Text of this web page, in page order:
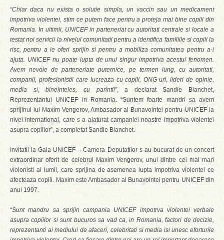
“Chiar daca nu exista o solutie simpla, un vaccin sau un medicament
impotriva violentei, stim ce putem face pentru a proteja mai bine copiii din
Romania. In ultimii, UNICEF in parteneriat cu autoritati centrale si locale a
testat noi servicii la nivelul comunitatii pentru a identifica familiile si copiii la
risc, pentru a le oferi sprijin si pentru a mobiliza comunitatea pentru a-i
ajuta. UNICEF nu poate lupta de unul singur impotriva acestui fenomen.
Avem nevoie de parteneriate puternice, pe termen lung, cu autoritati,
companii, profesionistii care lucreaza cu copiii, ONG-uri, lideri de opinie,
media si, bineinteles, cu parintii”, a declarat Sandie Blanchet,
Reprezentantul UNICEF in Romania. “Suntem foarte mandri sa avem
sprijinul lui Maxim Vengerov, Ambasador al Bunavointei pentru UNICEF la
nivel international, care s-a alaturat campaniei noastre impotriva violentei
asupra copiilor”, a completat Sandie Blanchet.
Invitatii la Gala UNICEF – Camera Deputatilor s-au bucurat de un concert
extraordinar oferit de celebrul Maxim Vengerov, unul dintre cei mai mari
violonisti ai lumii, care sprijina de asemenea lupta impotriva violentei ce
afecteaza copiii. Maxim este Ambasador al Bunavointei pentru UNICEF din
anul 1997.
“Sunt mandru sa sprijin campania UNICEF impotrva violentei verbale
asupra copiilor si sunt bucuros sa vad ca, in Romania, factori de decizie,
reprezentanti ai mediului de afaceri, celebritati si media isi unesc eforturile